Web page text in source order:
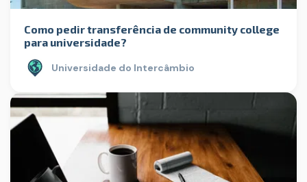
Como pedir transferência de community college
para universidade?
Universidade do Intercâmbio